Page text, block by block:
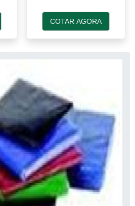
COTAR AGORA